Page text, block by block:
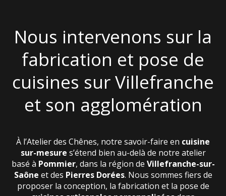
Nous intervenons sur la
fabrication et pose de
cuisines sur Villefranche
et son agglomération
À l’Atelier des Chênes, notre savoir-faire en cuisine
sur-mesure s’étend bien au-delà de notre atelier
basé à Pommier, dans la région de Villefranche-sur-
Saône et des Pierres Dorées. Nous sommes fiers de
proposer la conception, la fabrication et la pose de